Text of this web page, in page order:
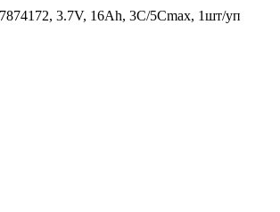
3.7V, 16Ah, 3C/5Cmax, 1шт/уп